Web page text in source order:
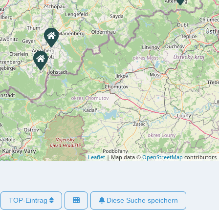
Leaflet | Map data © OpenStreetMap contributors
TOP-Eintrag Diese Suche speichern